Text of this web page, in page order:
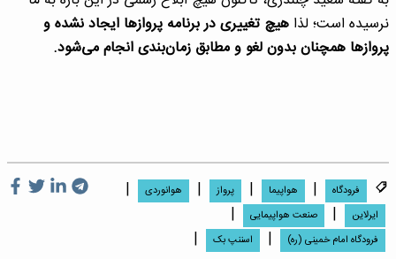
نرسیده است؛ لذا هیچ تغییری در برنامه پروازها ایجاد نشده و
پروازها همچنان بدون لغو و مطابق زمان‌بندی انجام می‌شود.
فرودگاه | هواپیما | پرواز | هوانوردی |
ایرلاین | صنعت هواپیمایی |
فرودگاه امام خمینی (ره) | اسننپ بک
|